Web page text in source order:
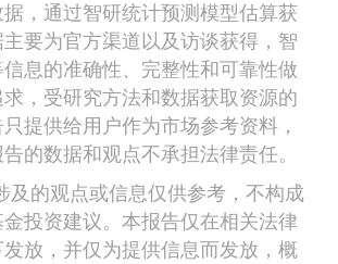
，通过智研统计预测模型估算获
要为官方渠道以及访谈获得，智
息的准确性、完整性和可靠性做
，受研究方法和数据获取资源的
提供给用户作为市场参考资料，
的数据和观点不承担法律责任。
的观点或信息仅供参考，不构成
投资建议。本报告仅在相关法律
放，并仅为提供信息而发放，概